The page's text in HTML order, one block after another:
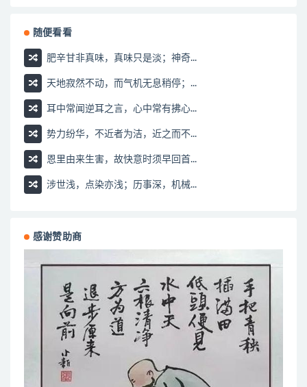
随便看看
肥辛甘非真味，真味只是淡；神奇...
天地寂然不动，而气机无息稍停；...
耳中常闻逆耳之言，心中常有拂心...
势力纷华，不近者为洁，近之而不...
恩里由来生害，故快意时须早回首...
涉世浅，点染亦浅；历事深，机械...
感谢赞助商